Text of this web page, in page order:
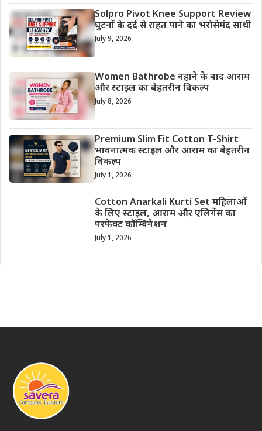
Solpro Pivot Knee Support Review
घुटनों के दर्द से राहत पाने का भरोसेमंद साथी
July 9, 2026
Women Bathrobe नहाने के बाद आराम
और स्टाइल का बेहतरीन विकल्प
July 8, 2026
Premium Slim Fit Cotton T-Shirt
भावनात्मक स्टाइल और आराम का बेहतरीन
विकल्प
July 1, 2026
Cotton Anarkali Kurti Set महिलाओं
के लिए स्टाइल, आराम और एलिगेंस का
परफेक्ट कॉम्बिनेशन
July 1, 2026